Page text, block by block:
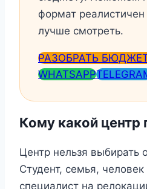
формат
лучше смотреть.
РАЗОБРАТЬ
WHATSAPP
Кому какой центр
Центр нельзя выбирать
Студент, семья,
специалист на